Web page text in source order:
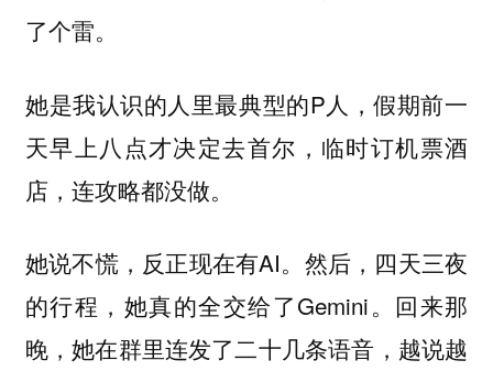
了个雷。
她是我认识的人里最典型的P人，假期前一
天早上八点才决定去首尔，临时订机票酒
店，连攻略都没做。
她说不慌，反正现在有AI。然后，四天三夜
的行程，她真的全交给了Gemini。回来那
晚，她在群里连发了二十几条语音，越说越